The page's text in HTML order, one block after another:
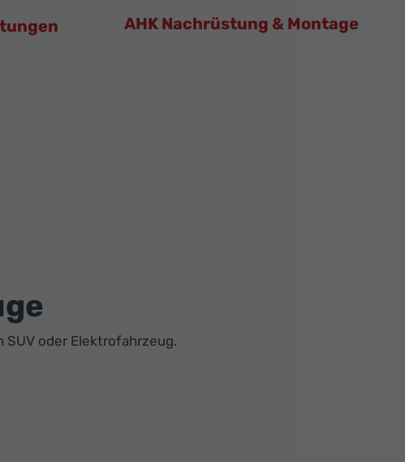
AHK Nachrüstung & Montage
oder Elektrofahrzeug.